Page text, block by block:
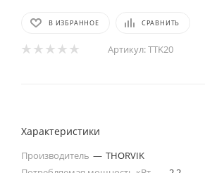
В ИЗБРАННОЕ СРАВНИТЬ
Артикул:TTK20
Характеристики
Производитель — THORVIK